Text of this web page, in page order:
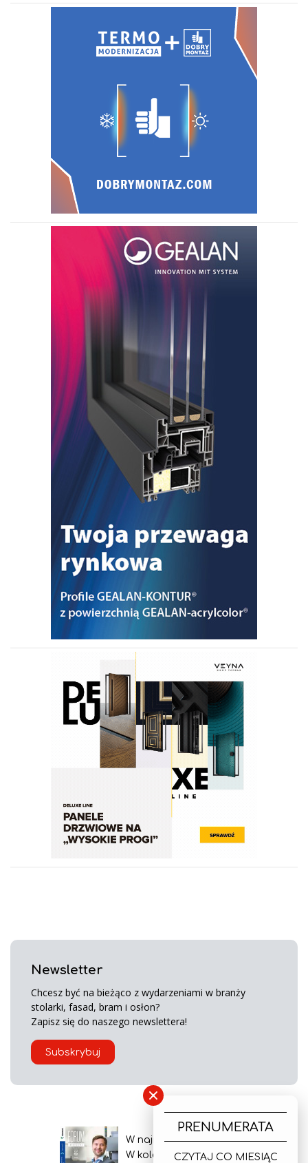
Newsletter
Chcesz być na bieżąco z wydarzeniami w branży
stolarki, fasad, bram i osłon?
Zapisz się do naszego newslettera!
Subskrybuj
W najnowszym wydaniu
W kolejnym numerze
×
PRENUMERATA
CZYTAJ CO MIESIĄC